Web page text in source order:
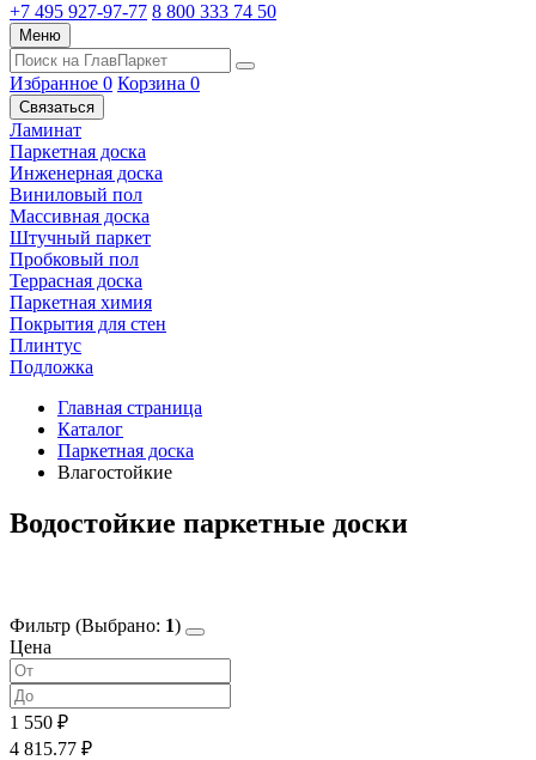
+7 495 927-97-77 8 800 333 74 50
Меню
Избранное 0 Корзина 0
Связаться
Ламинат
Паркетная доска
Инженерная доска
Виниловый пол
Массивная доска
Штучный паркет
Пробковый пол
Террасная доска
Паркетная химия
Покрытия для стен
Плинтус
Подложка
Главная страница
Каталог
Паркетная доска
Влагостойкие
Водостойкие паркетные доски
Фильтр (Выбрано: 1)
Цена
1 550 ₽
4 815.77 ₽